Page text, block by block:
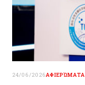
ΑΦΙΕΡΏΜΑΤΑ
24/06/2026